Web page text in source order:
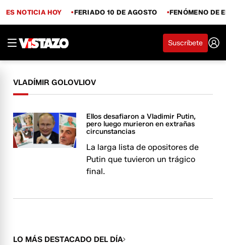
ES NOTICIA HOY FERIADO 10 DE AGOSTO FENÓMENO DE
Suscríbete
VLADÍMIR GOLOVLIOV
Ellos desafiaron a Vladimir Putin,
pero luego murieron en extrañas
circunstancias
La larga lista de opositores de
Putin que tuvieron un trágico
final.
LO MÁS DESTACADO DEL DÍA